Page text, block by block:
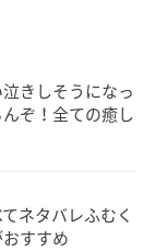
きしそうになっ
ぞ！全ての癒し
ネタバレふむく
すすめ